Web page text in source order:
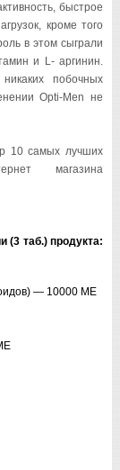
быстрое
кроме того
в этом сыграли
и L- аргинин.
побочных
Opti-Men не
10 самых лучших
магазина
(3 таб.) продукта:
— 10000 МЕ